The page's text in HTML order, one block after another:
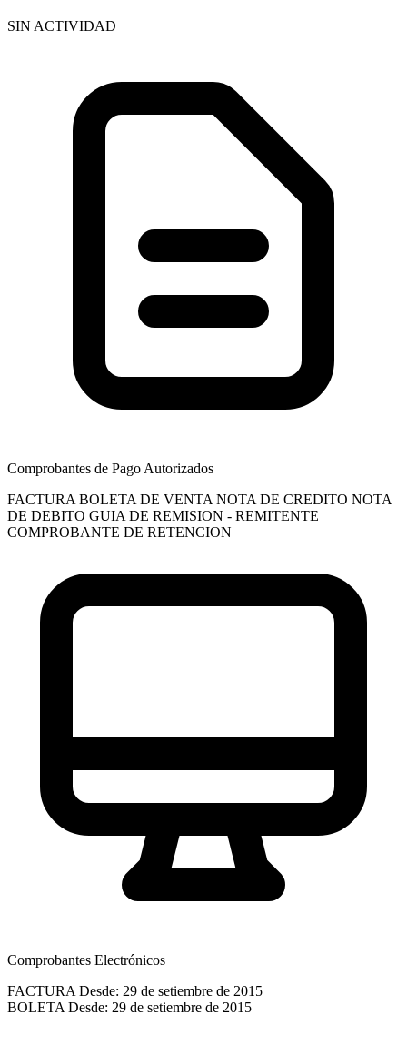
SIN ACTIVIDAD
Comprobantes de Pago Autorizados
FACTURA BOLETA DE VENTA NOTA DE CREDITO NOTA
DE DEBITO GUIA DE REMISION - REMITENTE
COMPROBANTE DE RETENCION
Comprobantes Electrónicos
FACTURA Desde: 29 de setiembre de 2015
BOLETA Desde: 29 de setiembre de 2015